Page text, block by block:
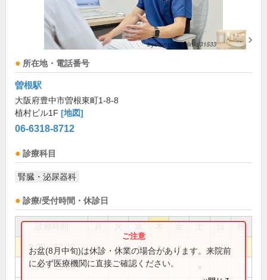
所在地・電話番号
曽根駅
大阪府豊中市曽根東町1-8-8
植村ビル1F [地図]
06-6318-8712
診療科目
腎臓・泌尿器科
診療/受付時間・休診日
祝
9:00～12:30 ● ● ● ● ●
9:00～13:00
お盆(8月中旬)は休診・休業の場合があります。来院前
に必ず医療機関に直接ご確認ください。